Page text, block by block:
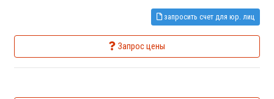
запросить счет для юр. лиц
Запрос цены